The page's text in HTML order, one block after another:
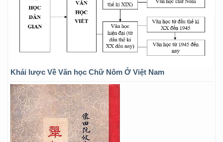
Khái lược Về Văn học Chữ Nôm Ở Việt Nam